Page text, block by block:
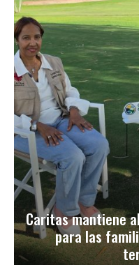
Caritas mantiene
para las